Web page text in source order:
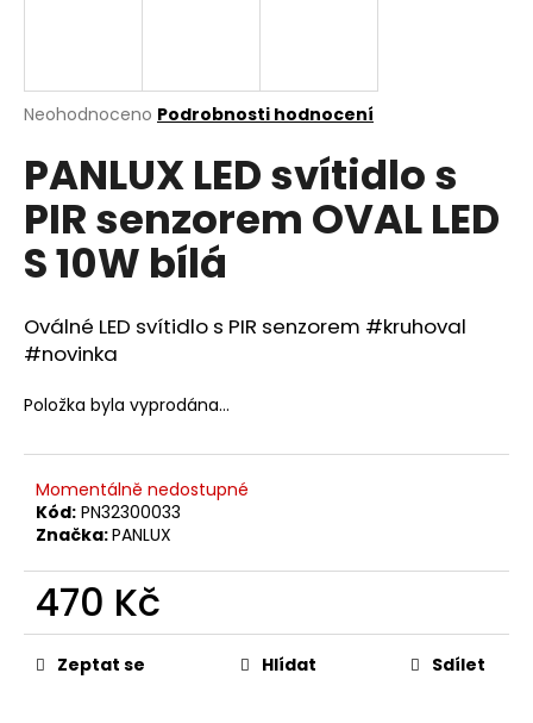
Průměrné
produktu
je
0,0
5
hvězdiček.
Neohodnoceno Podrobnosti hodnocení
PANLUX LED svítidlo s
PIR senzorem OVAL LED
S 10W bílá
Oválné LED svítidlo s PIR senzorem #kruhoval
#novinka
Položka byla vyprodána…
Momentálně nedostupné
Kód: PN32300033
Značka:PANLUX
470 Kč
Měrná
cena:Zeptat se Hlídat Sdílet
í
t
?
HLEDAT
o
o
u
č
u
e
m
e